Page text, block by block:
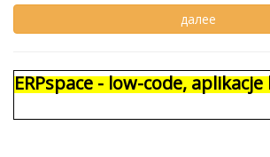
ERPspace - low-code,